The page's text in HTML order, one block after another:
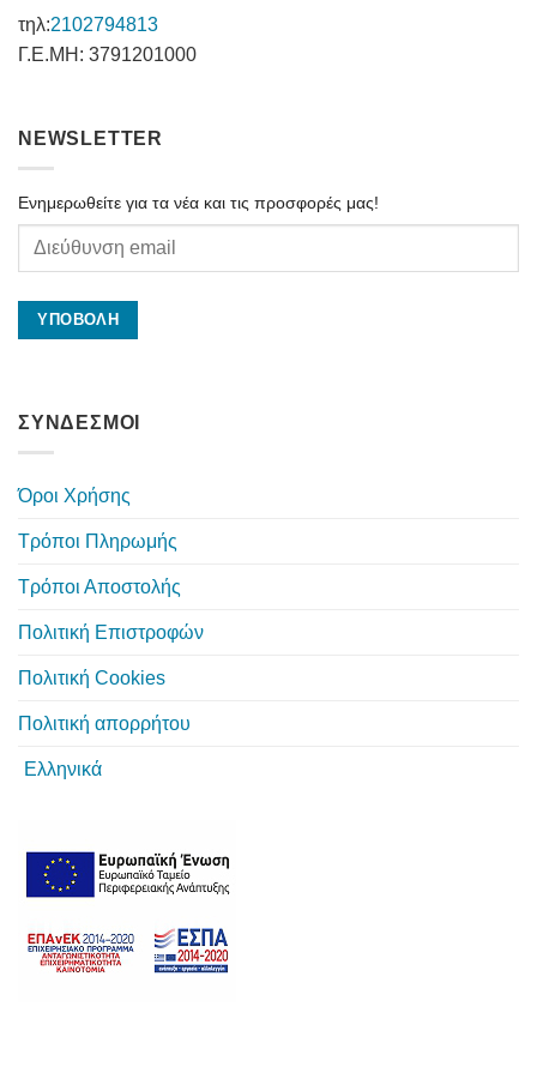
τηλ:2102794813
Γ.Ε.ΜΗ: 3791201000
NEWSLETTER
Ενημερωθείτε για τα νέα και τις προσφορές μας!
ΣΥΝΔΕΣΜΟΙ
Όροι Χρήσης
Τρόποι Πληρωμής
Τρόποι Αποστολής
Πολιτική Επιστροφών
Πολιτική Cookies
Πολιτική απορρήτου
Ελληνικά